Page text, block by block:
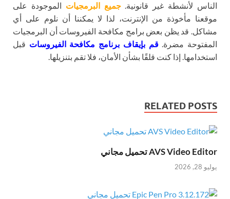
الناس لأنشطة غير قانونية.جميع البرمجيات الموجودة على
موقعنا مأخوذة من الإنترنت، لذا لا يمكننا أن نلوم على أي
مشاكل. قد يظن بعض برامج مكافحة الفيروسات أن البرمجيات
المفتوحة مضرة.قم بإيقاف برنامج مكافحة الفيروسات قبل
استخدامها. إذا كنت قلقًا بشأن الأمان، فلا تقم بتنزيلها.
RELATED POSTS
AVS Video Editor تحميل مجاني
يوليو 28, 2026